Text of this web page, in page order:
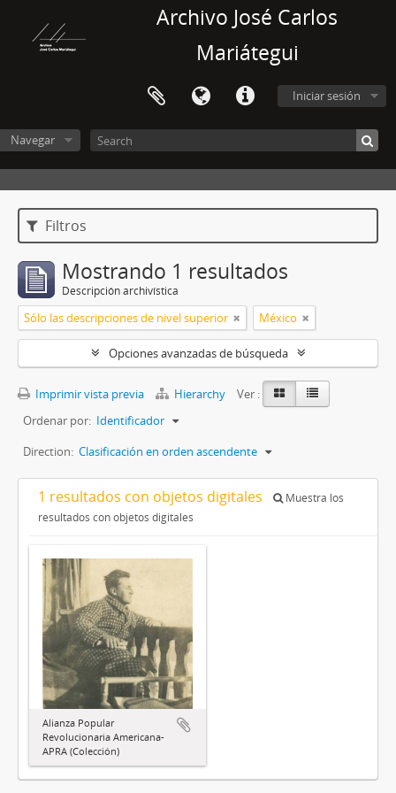
Archivo José Carlos
Mariátegui
Iniciar sesión
Navegar
Filtros
Mostrando 1 resultados
Descripción archivística
Sólo las descripciones de nivel superior México
Opciones avanzadas de búsqueda
Imprimir vista previa Hierarchy
Ver :
Ordenar por: Identificador
Direction: Clasificación en orden ascendente
1 resultados con objetos digitales
Muestra los
resultados con objetos digitales
Alianza Popular
Revolucionaria Americana-
APRA (Colección)